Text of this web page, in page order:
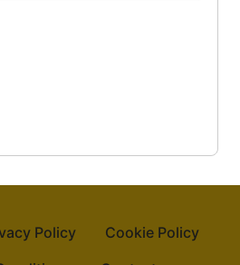
Policy
Cookie Policy